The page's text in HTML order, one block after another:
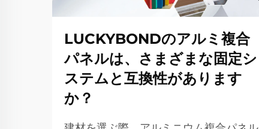
LUCKYBONDのアルミ複合
パネルは、さまざまな固定シ
ステムと互換性があります
か？